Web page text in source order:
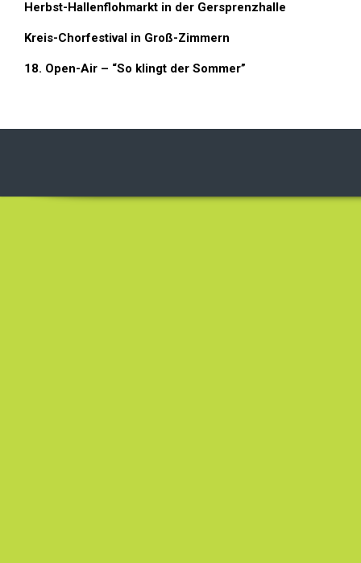
Herbst-Hallenflohmarkt in der Gersprenzhalle
Kreis-Chorfestival in Groß-Zimmern
18. Open-Air – “So klingt der Sommer”